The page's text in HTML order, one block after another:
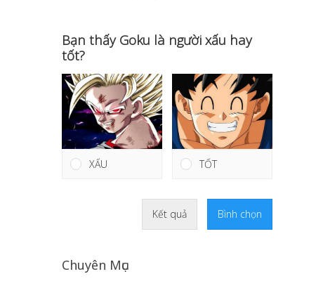
Bạn thấy Goku là người xấu hay
tốt?
XẤU TỐT
Kết quả Bình chọn
Chuyên Mục